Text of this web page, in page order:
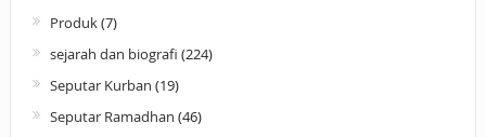
Produk(7)
sejarah dan biografi (224)
Seputar Kurban (19)
Seputar Ramadhan (46)